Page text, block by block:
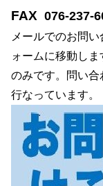
FAX 076-237-
メールでのお問
ォームに移動し
のみです。問い
行なっています。